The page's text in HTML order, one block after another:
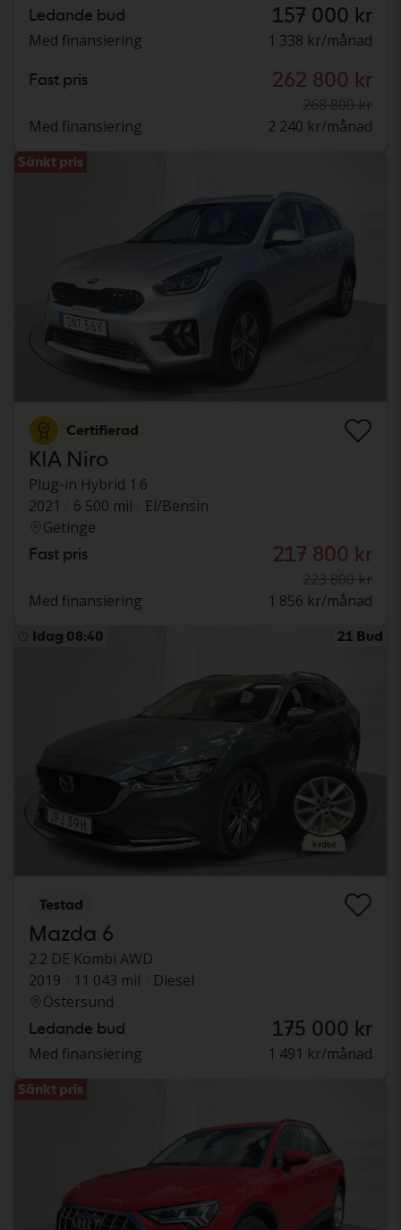
Ledande bud 157 000 kr
Med finansiering 1 338 kr/månad
Fast pris 262 800 kr
268 800 kr
Med finansiering
2 240 kr/månad
Sänkt pris
Certifierad
KIA Niro
Plug-in Hybrid 1.6
2021
6 500 mil
El/Bensin
Getinge
Fast pris 217 800 kr
223 800 kr
Med finansiering
1 856 kr/månad
Idag 08:40 21 Bud
Testad
Mazda 6
2.2 DE Kombi AWD
2019
11 043 mil
Diesel
Östersund
Ledande bud 175 000 kr
Med finansiering 1 491 kr/månad
Sänkt pris